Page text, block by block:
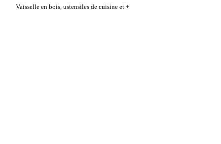
Vaisselle en bois, ustensiles de cuisine et +